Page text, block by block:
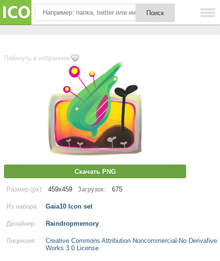
Лайкнуть в избранное
Скачать PNG
Размер (px): 459x459 Загрузок: 675
Из набора: Gaia10 Icon set
Дизайнер: Raindropmemory
Лицензия:
Creative Commons Attribution Noncommercial-No Derivafive
Works 3.0 License